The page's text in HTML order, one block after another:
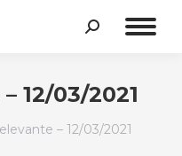
Search:
12/03/2021
– 12/03/2021